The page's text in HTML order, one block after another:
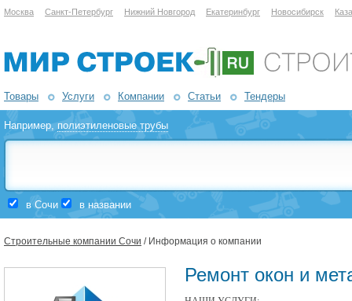
Москва Санкт-Петербург Нижний Новгород Екатеринбург Новосибирск
Товары Услуги Компании Статьи Тендеры
Например,полиэтиленовые трубы
в Сочи в названии
Строительные компании Сочи / Информация о компании
Ремонт окон и